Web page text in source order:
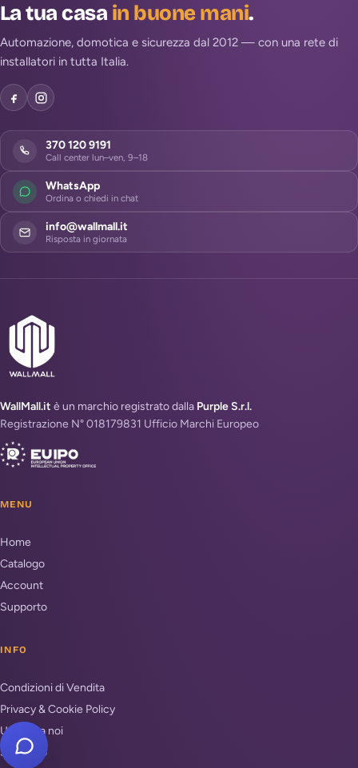
La tua casain buone mani.
Automazione, domotica e sicurezza dal 2012 — con una rete di
installatori in tutta Italia.
370 120 9191
Call center lun–ven, 9–18
WhatsApp
Ordina o chiedi in chat
info@wallmall.it
Risposta in giornata
WallMall.it è un marchio registrato dalla Purple S.r.l.
Registrazione N° 018179831 Ufficio Marchi Europeo
MENU
Home
Catalogo
Account
Supporto
INFO
Condizioni di Vendita
Privacy & Cookie Policy
Unisciti a noi
Supporto